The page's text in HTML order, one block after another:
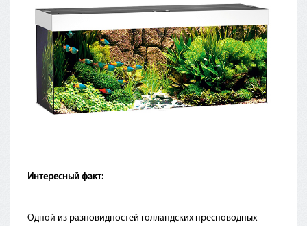
Интересный факт:
Одной из разновидностей голландских пресноводных